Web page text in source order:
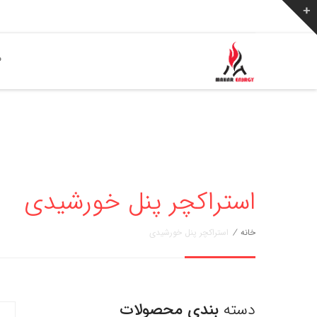
استراکچر پنل خورشیدی
خانه / استراکچر پنل خورشیدی
دسته بندی محصولات